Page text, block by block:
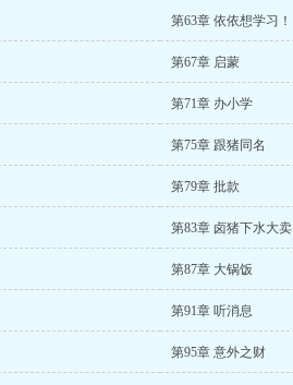
第63章 依依想学习！
第67章 启蒙
第71章 办小学
第75章 跟猪同名
第79章 批款
第83章 卤猪下水大卖
第87章 大锅饭
第91章 听消息
第95章 意外之财